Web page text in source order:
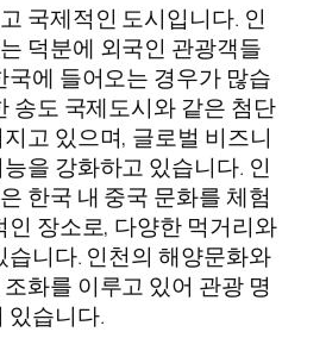
국제적인 도시입니다. 인
덕분에 외국인 관광객들
국에 들어오는 경우가 많습
송도 국제도시와 같은 첨단
고 있으며, 글로벌 비즈니
을 강화하고 있습니다. 인
한국 내 중국 문화를 체험
인 장소로, 다양한 먹거리와
습니다. 인천의 해양문화와
화를 이루고 있어 관광 명
있습니다.